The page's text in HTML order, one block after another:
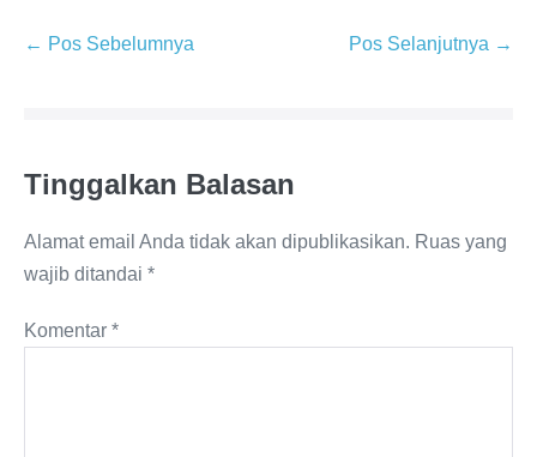
Navigasi
← Pos Sebelumnya Pos Selanjutnya →
Tinggalkan Balasan
Alamat email Anda tidak akan dipublikasikan. Ruas yang
wajib ditandai *
Komentar *